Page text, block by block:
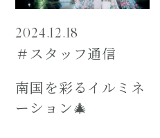
2024.12.18
＃スタッフ通信
南国を彩るイルミネ
ーション🎄